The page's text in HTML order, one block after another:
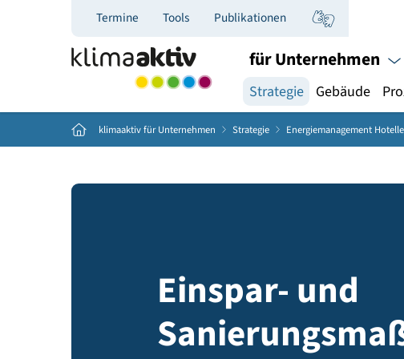
Termine Tools Publikationen
für
Strategie
Home klimaaktiv für Unternehmen Strategie
Einspar- und